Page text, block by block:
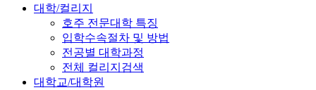
대학/컬리지
호주 전문대학 특징
입학수속절차 및 방법
전공별 대학과정
전체 컬리지검색
대학교/대학원